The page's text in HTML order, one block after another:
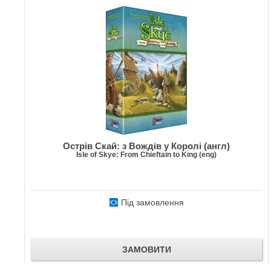
Острів Скай: з Вождів у Королі (англ)
Isle of Skye: From Chieftain to King (eng)
Під замовлення
ЗАМОВИТИ